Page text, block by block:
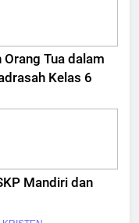
Tua dalam
Kelas 6
Mandiri dan